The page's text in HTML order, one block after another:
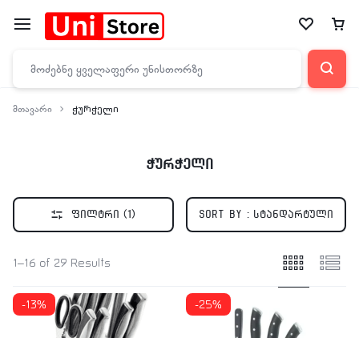
მთავარი ჭურჭელი
ჭურჭელი
ფილტრი (1) Sort by : სტანდარტული
1–16 of 29 Results
-13% -25%